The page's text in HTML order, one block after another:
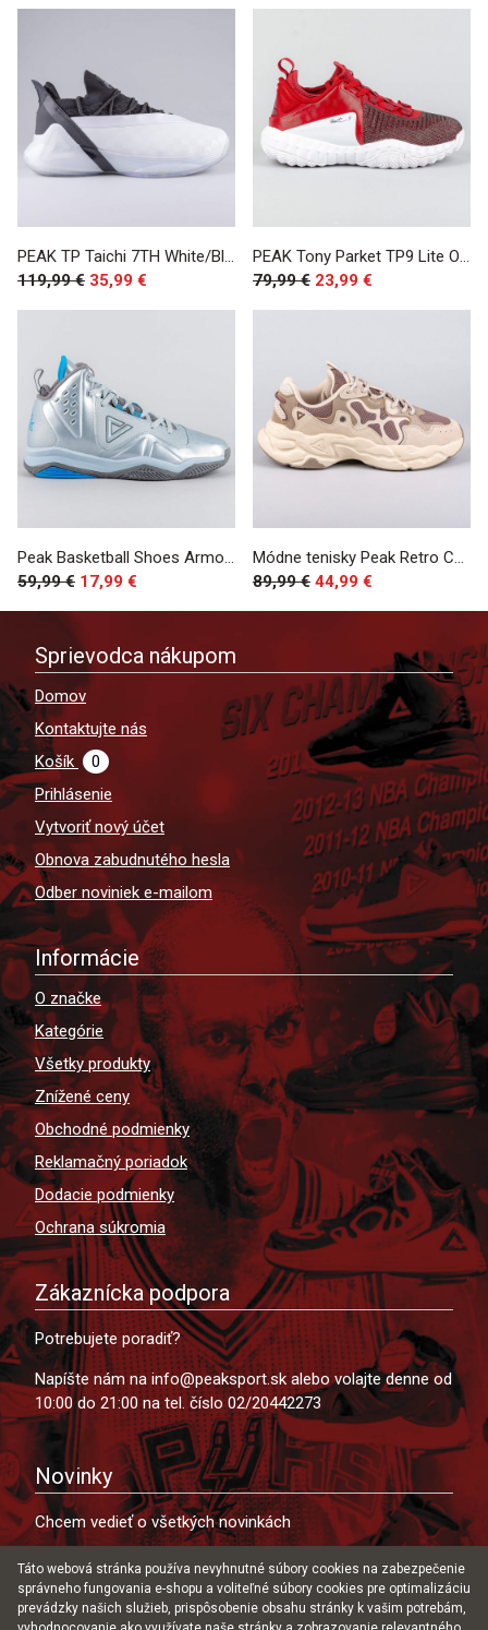
PEAK TP Taichi 7TH White/Black
119,99 € 35,99 €
PEAK Tony Parket TP9 Lite Outdoor Sports Red
79,99 € 23,99 €
Peak Basketball Shoes Armor III Metallic Blue
59,99 € 17,99 €
Módne tenisky Peak Retro Casual Shoes Beige/Coffee
89,99 € 44,99 €
Sprievodca nákupom
Domov
Kontaktujte nás
Košík
0
Prihlásenie
Vytvoriť nový účet
Obnova zabudnutého hesla
Odber noviniek e-mailom
Informácie
O značke
Kategórie
Všetky produkty
Znížené ceny
Obchodné podmienky
Reklamačný poriadok
Dodacie podmienky
Ochrana súkromia
Zákaznícka podpora
Potrebujete poradiť?
Napíšte nám na info@peaksport.sk alebo volajte denne od
10:00 do 21:00 na tel. číslo 02/20442273
Novinky
Chcem vedieť o všetkých novinkách
Súhlasím s uložením môjho emailu do databázy za
Táto webová stránka používa nevyhnutné súbory cookies na zabezpečenie
správneho fungovania e-shopu a voliteľné súbory cookies pre optimalizáciu
prevádzky našich služieb, prispôsobenie obsahu stránky k vašim potrebám,